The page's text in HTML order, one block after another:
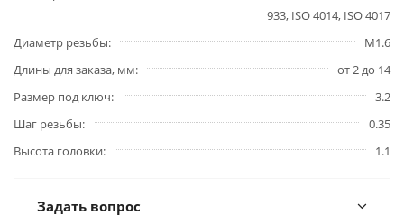
933, ISO 4014, ISO 4017
Диаметр резьбы
М1.6
Длины для заказа, мм
от 2 до 14
Размер под ключ
3.2
Шаг резьбы
0.35
Высота головки
1.1
Задать вопрос